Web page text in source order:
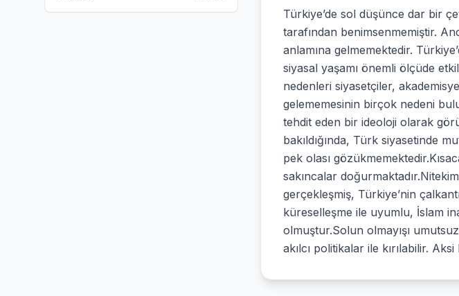
Türkiye’de sol düşünce dar bir
tarafından benimsenmemiştir.
anlamına gelmemektedir.
siyasal yaşamı önemli ölçüde
nedenleri siyasetçiler,
gelememesinin birçok nedeni
tehdit eden bir ideoloji olarak
bakıldığında, Türk siyasetinde
pek olası
sakıncalar
gerçekleşmiş, Türkiye’nin
küreselleşme ile uyumlu, İslam
olmuştur.Solun olmayışı
akılcı politikalar ile kırılabilir.